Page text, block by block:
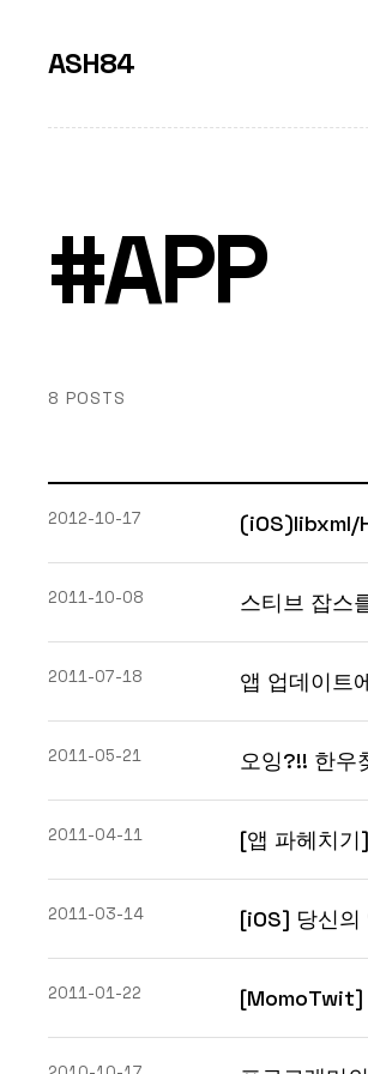
ASH84
#APP
8 POSTS
2012-10-17 (iOS)libxml/
2011-10-08 스티브 잡스
2011-07-18 앱 업데이트
2011-05-21 오잉?!! 한우
2011-04-11 [앱 파헤치
2011-03-14 [iOS] 당신의
2011-01-22 [MomoTwit]